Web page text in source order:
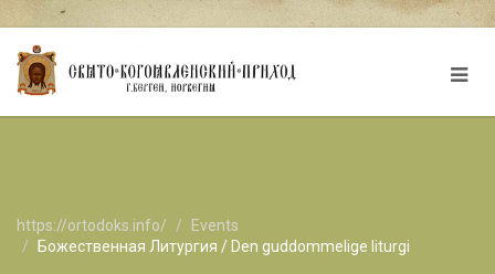
https://ortodoks.info/
Events
Божественная Литургия / Den guddommelige liturgi